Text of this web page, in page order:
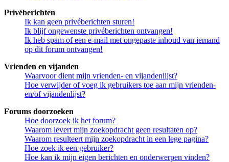
Privéberichten
Ik kan geen privéberichten sturen!
Ik blijf ongewenste privéberichten ontvangen!
Ik heb spam of een e-mail met ongepaste inhoud van iemand
op dit forum ontvangen!
Vrienden en vijanden
Waarvoor dient mijn vrienden- en vijandenlijst?
Hoe verwijder of voeg ik gebruikers toe aan mijn vrienden-
en/of vijandenlijst?
Forums doorzoeken
Hoe doorzoek ik het forum?
Waarom levert mijn zoekopdracht geen resultaten op?
Waarom resulteert mijn zoekopdracht in een lege pagina?
Hoe zoek ik een gebruiker?
Hoe kan ik mijn eigen berichten en onderwerpen vinden?